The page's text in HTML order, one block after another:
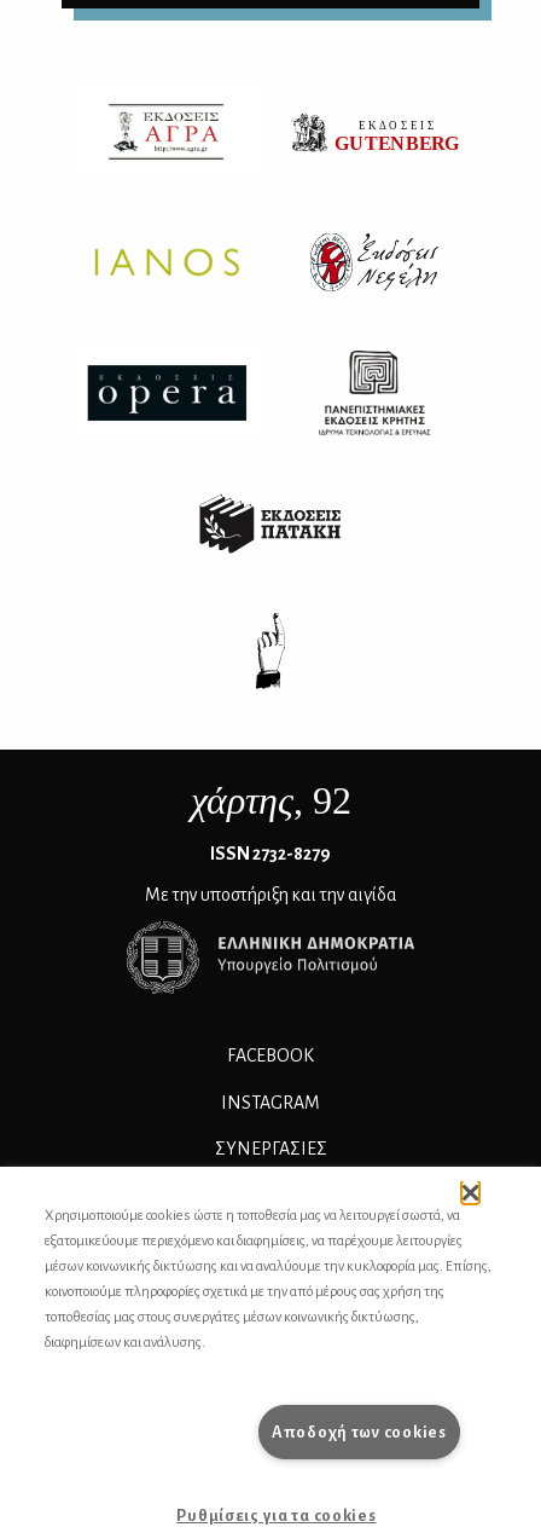
χάρτης, 92
ΙSSN 2732-8279
Με την υποστήριξη και την αιγίδα
FACEBOOK
INSTAGRAM
ΣΥΝΕΡΓΑΣΊΕΣ
ΕΠΙΚΟΙΝΩΝΙΑ
ΣΥΝΤΕΛΕΣΤΕΣ
ΟΡΟΙ ΧΡΗΣΗΣ
Χρησιμοποιούμε cookies ώστε η τοποθεσία μας να λειτουργεί σωστά, να
εξατομικεύουμε περιεχόμενο και διαφημίσεις, να παρέχουμε λειτουργίες
μέσων κοινωνικής δικτύωσης και να αναλύουμε την κυκλοφορία μας. Επίσης,
κοινοποιούμε πληροφορίες σχετικά με την από μέρους σας χρήση της
τοποθεσίας μας στους συνεργάτες μέσων κοινωνικής δικτύωσης,
διαφημίσεων και ανάλυσης.
Αποδοχή των cookies
Ρυθμίσεις για τα cookies